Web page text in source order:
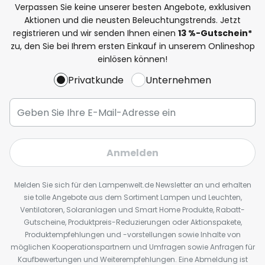
Verpassen Sie keine unserer besten Angebote, exklusiven
Aktionen und die neusten Beleuchtungstrends. Jetzt
registrieren und wir senden Ihnen einen 13 %-Gutschein*
zu, den Sie bei Ihrem ersten Einkauf in unserem Onlineshop
einlösen können!
Privatkunde Unternehmen
Anmelden
Melden Sie sich für den Lampenwelt.de Newsletter an und erhalten
sie tolle Angebote aus dem Sortiment Lampen und Leuchten,
Ventilatoren, Solaranlagen und Smart Home Produkte, Rabatt-
Gutscheine, Produktpreis-Reduzierungen oder Aktionspakete,
Produktempfehlungen und -vorstellungen sowie Inhalte von
möglichen Kooperationspartnern und Umfragen sowie Anfragen für
Kaufbewertungen und Weiterempfehlungen. Eine Abmeldung ist